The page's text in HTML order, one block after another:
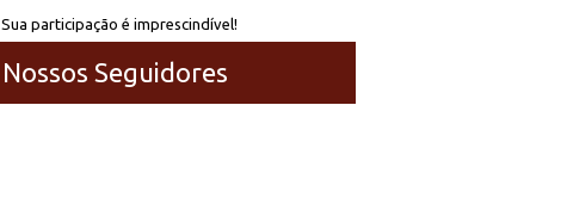
Sua participação é imprescindível!
Nossos Seguidores